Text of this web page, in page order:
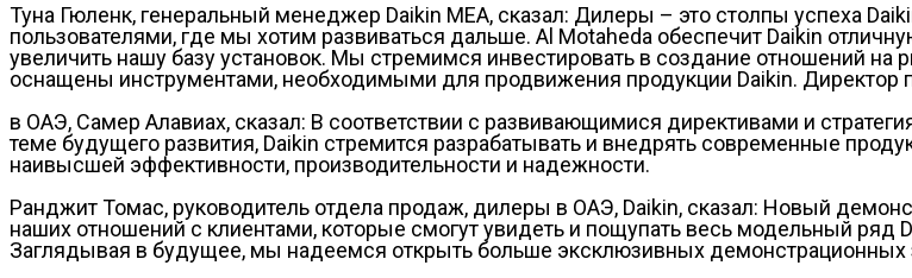
Туна Гюленк, генеральный менеджер Daikin MEA, сказал: Дилеры – это столпы успеха
пользователями, где мы хотим развиваться дальше. Al Motaheda обеспечит Daikin
увеличить нашу базу установок. Мы стремимся инвестировать в создание отношений на
оснащены инструментами, необходимыми для продвижения продукции Daikin. Директор
в ОАЭ, Самер Алавиах, сказал: В соответствии с развивающимися директивами и
теме будущего развития, Daikin стремится разрабатывать и внедрять современные
наивысшей эффективности, производительности и надежности.
Ранджит Томас, руководитель отдела продаж, дилеры в ОАЭ, Daikin, сказал: Новый
наших отношений с клиентами, которые смогут увидеть и пощупать весь модельный ряд
Заглядывая в будущее, мы надеемся открыть больше эксклюзивных демонстрационных